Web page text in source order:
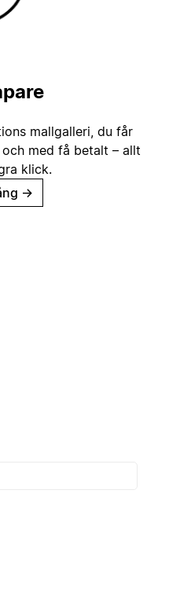
mallgalleri, du får
med få betalt – allt
klick.
→